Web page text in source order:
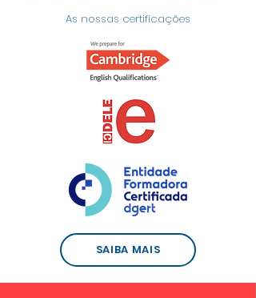
As nossas certificações
SAIBA MAIS